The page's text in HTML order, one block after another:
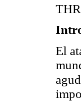
El